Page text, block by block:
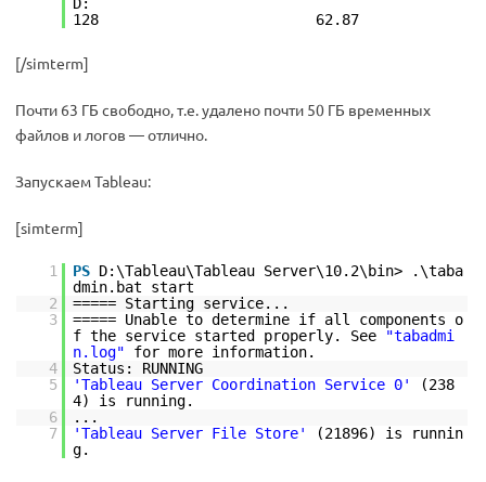
128 62.87
[/simterm]
Почти 63 ГБ свободно, т.е. удалено почти 50 ГБ временных
файлов и логов — отлично.
Запускаем Tableau:
[simterm]
1 PS D:\Tableau\Tableau Server\10.2\bin> .\taba
dmin.bat start
2
===== Starting service...
3
===== Unable to determine if all components o
f the service started properly. See
"tabadmi
n.log"
for more information.
4
Status: RUNNING
5
'Tableau Server Coordination Service 0'
(238
4) is running.
6
...
7
'Tableau Server File Store'
(21896) is runnin
g.